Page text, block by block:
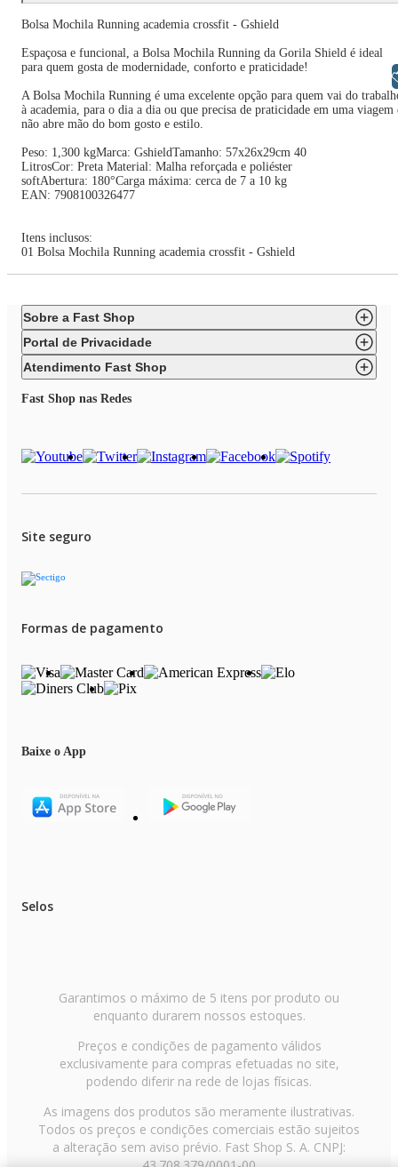
Bolsa Mochila Running academia crossfit - Gshield
Espaçosa e funcional, a Bolsa Mochila Running da Gorila Shield é ideal
para quem gosta de modernidade, conforto e praticidade!
A Bolsa Mochila Running é uma excelente opção para quem vai do
à academia, para o dia a dia ou que precisa de praticidade em uma viagem
não abre mão do bom gosto e estilo.
Peso: 1,300 kgMarca: GshieldTamanho: 57x26x29cm 40
LitrosCor: Preta Material: Malha reforçada e poliéster
softAbertura: 180°Carga máxima: cerca de 7 a 10 kg
EAN: 7908100326477
Itens inclusos:
01 Bolsa Mochila Running academia crossfit - Gshield
Sobre a Fast Shop
Portal de Privacidade
Atendimento Fast Shop
Fast Shop nas Redes
Site seguro
Formas de pagamento
Baixe o App
Selos
Garantimos o máximo de 5 itens por produto ou
enquanto durarem nossos estoques.
Preços e condições de pagamento válidos
exclusivamente para compras efetuadas no site,
podendo diferir na rede de lojas físicas.
As imagens dos produtos são meramente ilustrativas.
Todos os preços e condições comerciais estão sujeitos
a alteração sem aviso prévio. Fast Shop S. A. CNPJ: